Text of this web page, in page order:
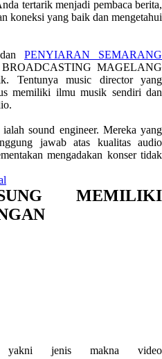
tertarik menjadi pembaca berita,
koneksi yang baik dan mengetahui
PENYIARAN SEMARANG
BROADCASTING MAGELANG
Tentunya music director yang
memiliki ilmu musik sendiri dan
sound engineer. Mereka yang
jawab atas kualitas audio
mengadakan konser tidak
MEMILIKI
jenis makna video